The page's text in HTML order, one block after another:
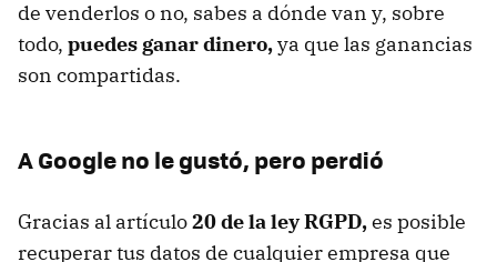
de venderlos o no, sabes a dónde van y, sobre
todo, puedes ganar dinero,ya que las ganancias
son compartidas.
A Google no le gustó, pero perdió
Gracias al artículo20 de la ley RGPD,es posible
recuperar tus datos de cualquier empresa que